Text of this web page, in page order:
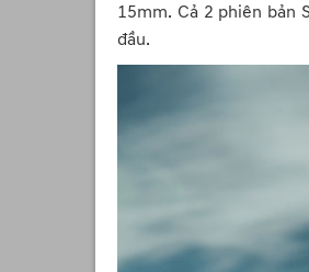
15mm. Cả 2 phiên bản
đầu.